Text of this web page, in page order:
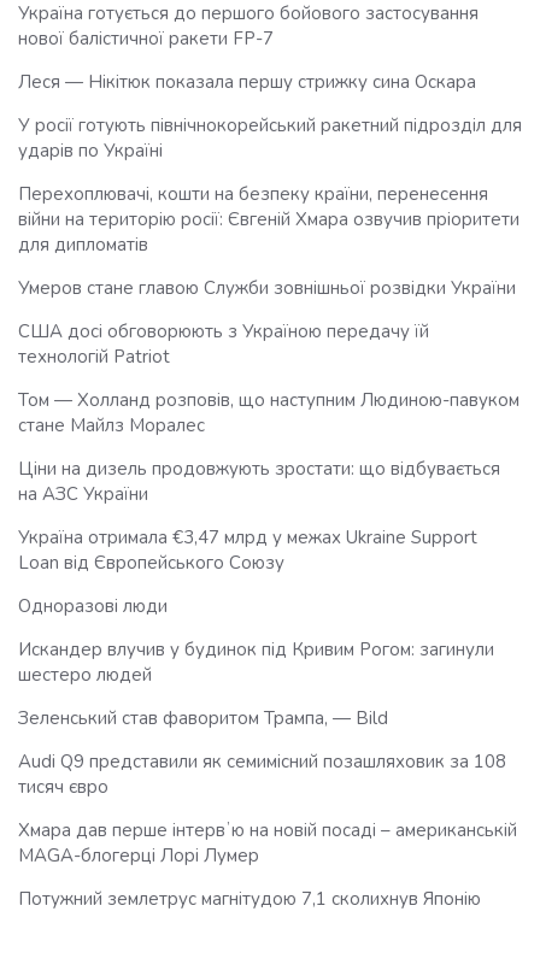
Україна готується до першого бойового застосування
нової балістичної ракети FP-7
Леся — Нікітюк показала першу стрижку сина Оскара
У росії готують північнокорейський ракетний підрозділ для
ударів по Україні
Перехоплювачі, кошти на безпеку країни, перенесення
війни на територію росії: Євгеній Хмара озвучив пріоритети
для дипломатів
Умеров стане главою Служби зовнішньої розвідки України
США досі обговорюють з Україною передачу їй
технологій Patriot
Том — Холланд розповів, що наступним Людиною-павуком
стане Майлз Моралес
Ціни на дизель продовжують зростати: що відбувається
на АЗС України
Україна отримала €3,47 млрд у межах Ukraine Support
Loan від Європейського Союзу
Одноразові люди
Искандер влучив у будинок під Кривим Рогом: загинули
шестеро людей
Зеленський став фаворитом Трампа, — Bild
Audi Q9 представили як семимісний позашляховик за 108
тисяч євро
Хмара дав перше інтервʼю на новій посаді – американській
MAGA-блогерці Лорі Лумер
Потужний землетрус магнітудою 7,1 сколихнув Японію